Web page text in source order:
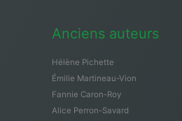
Anciens auteurs
Hélène Pichette
Émilie Martineau-Vion
Fannie Caron-Roy
Alice Perron-Savard